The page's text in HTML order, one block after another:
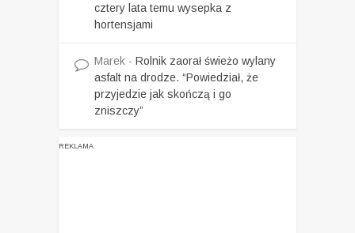
cztery lata temu wysepka z
hortensjami
Marek - Rolnik zaorał świeżo wylany
asfalt na drodze. “Powiedział, że
przyjedzie jak skończą i go
zniszczy”
REKLAMA